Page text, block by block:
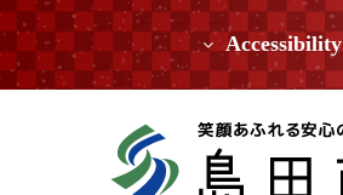
Accessibility